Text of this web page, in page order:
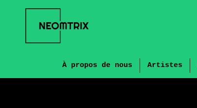
À propos de nous Artistes